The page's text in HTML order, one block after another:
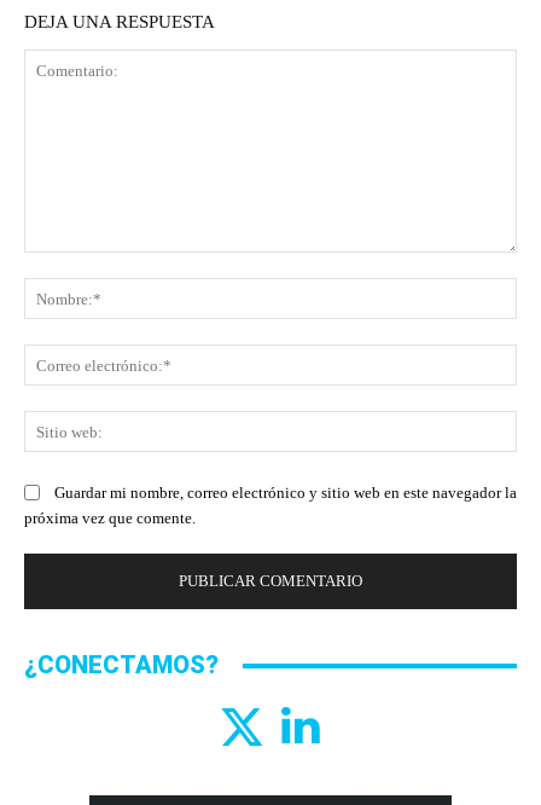
DEJA UNA RESPUESTA
Guardar mi nombre, correo electrónico y sitio web en este navegador la
próxima vez que comente.
¿CONECTAMOS?